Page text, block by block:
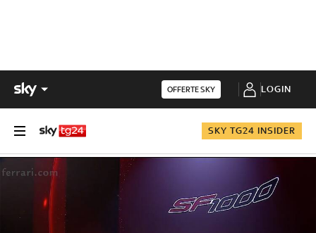
OFFERTE SKY LOGIN
SKY TG24 INSIDER